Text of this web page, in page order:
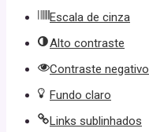
Escala de cinza
Alto contraste
Contraste negativo
Fundo claro
Links sublinhados